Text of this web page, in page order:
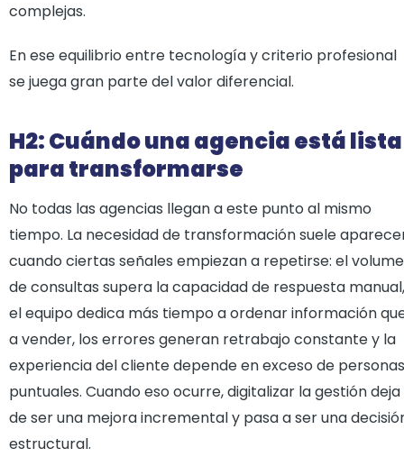
complejas.
En ese equilibrio entre tecnología y criterio profesional
se juega gran parte del valor diferencial.
H2: Cuándo una agencia está lista
para transformarse
No todas las agencias llegan a este punto al mismo
tiempo. La necesidad de transformación suele
cuando ciertas señales empiezan a repetirse: el
de consultas supera la capacidad de respuesta manual,
el equipo dedica más tiempo a ordenar información
a vender, los errores generan retrabajo constante y la
experiencia del cliente depende en exceso de personas
puntuales. Cuando eso ocurre, digitalizar la gestión deja
de ser una mejora incremental y pasa a ser una
estructural.